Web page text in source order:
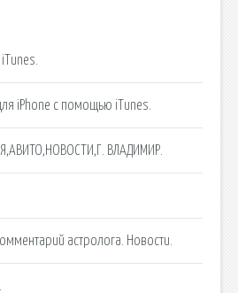
iPhone с помощью iTunes.
ВЛАДИМИР.
астролога. Новости.